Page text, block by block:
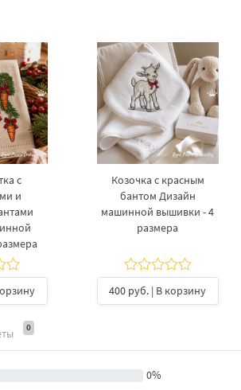
с
и
Козочка с красным
бантом Дизайн
машинной вышивки - 4
размера
400 руб. | В корзину
0
0%